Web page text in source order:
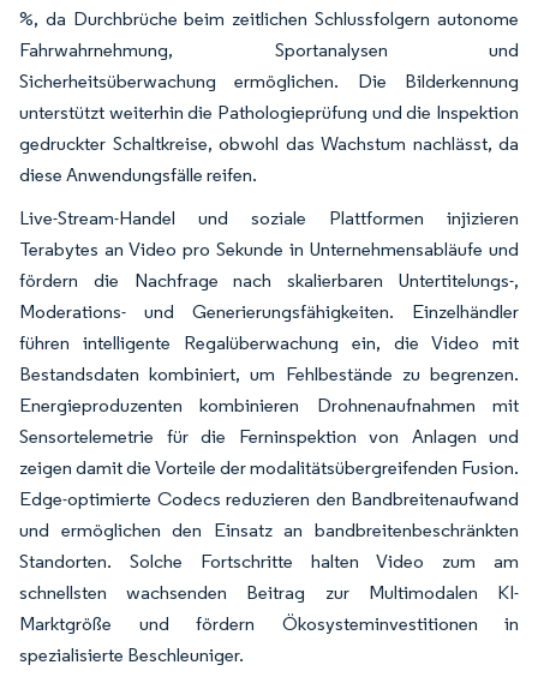
%, da Durchbrüche beim zeitlichen Schlussfolgern autonome
Fahrwahrnehmung, Sportanalysen und
Sicherheitsüberwachung ermöglichen. Die Bilderkennung
unterstützt weiterhin die Pathologieprüfung und die Inspektion
gedruckter Schaltkreise, obwohl das Wachstum nachlässt, da
diese Anwendungsfälle reifen.
Live-Stream-Handel und soziale Plattformen injizieren
Terabytes an Video pro Sekunde in Unternehmensabläufe und
fördern die Nachfrage nach skalierbaren Untertitelungs-,
Moderations- und Generierungsfähigkeiten. Einzelhändler
führen intelligente Regalüberwachung ein, die Video mit
Bestandsdaten kombiniert, um Fehlbestände zu begrenzen.
Energieproduzenten kombinieren Drohnenaufnahmen mit
Sensortelemetrie für die Ferninspektion von Anlagen und
zeigen damit die Vorteile der modalitätsübergreifenden Fusion.
Edge-optimierte Codecs reduzieren den Bandbreitenaufwand
und ermöglichen den Einsatz an bandbreitenbeschränkten
Standorten. Solche Fortschritte halten Video zum am
schnellsten wachsenden Beitrag zur Multimodalen KI-
Marktgröße und fördern Ökosysteminvestitionen in
spezialisierte Beschleuniger.